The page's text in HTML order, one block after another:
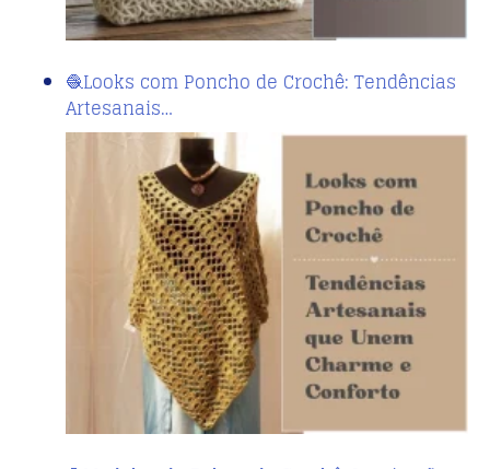
🧶Looks com Poncho de Crochê: Tendências
Artesanais…